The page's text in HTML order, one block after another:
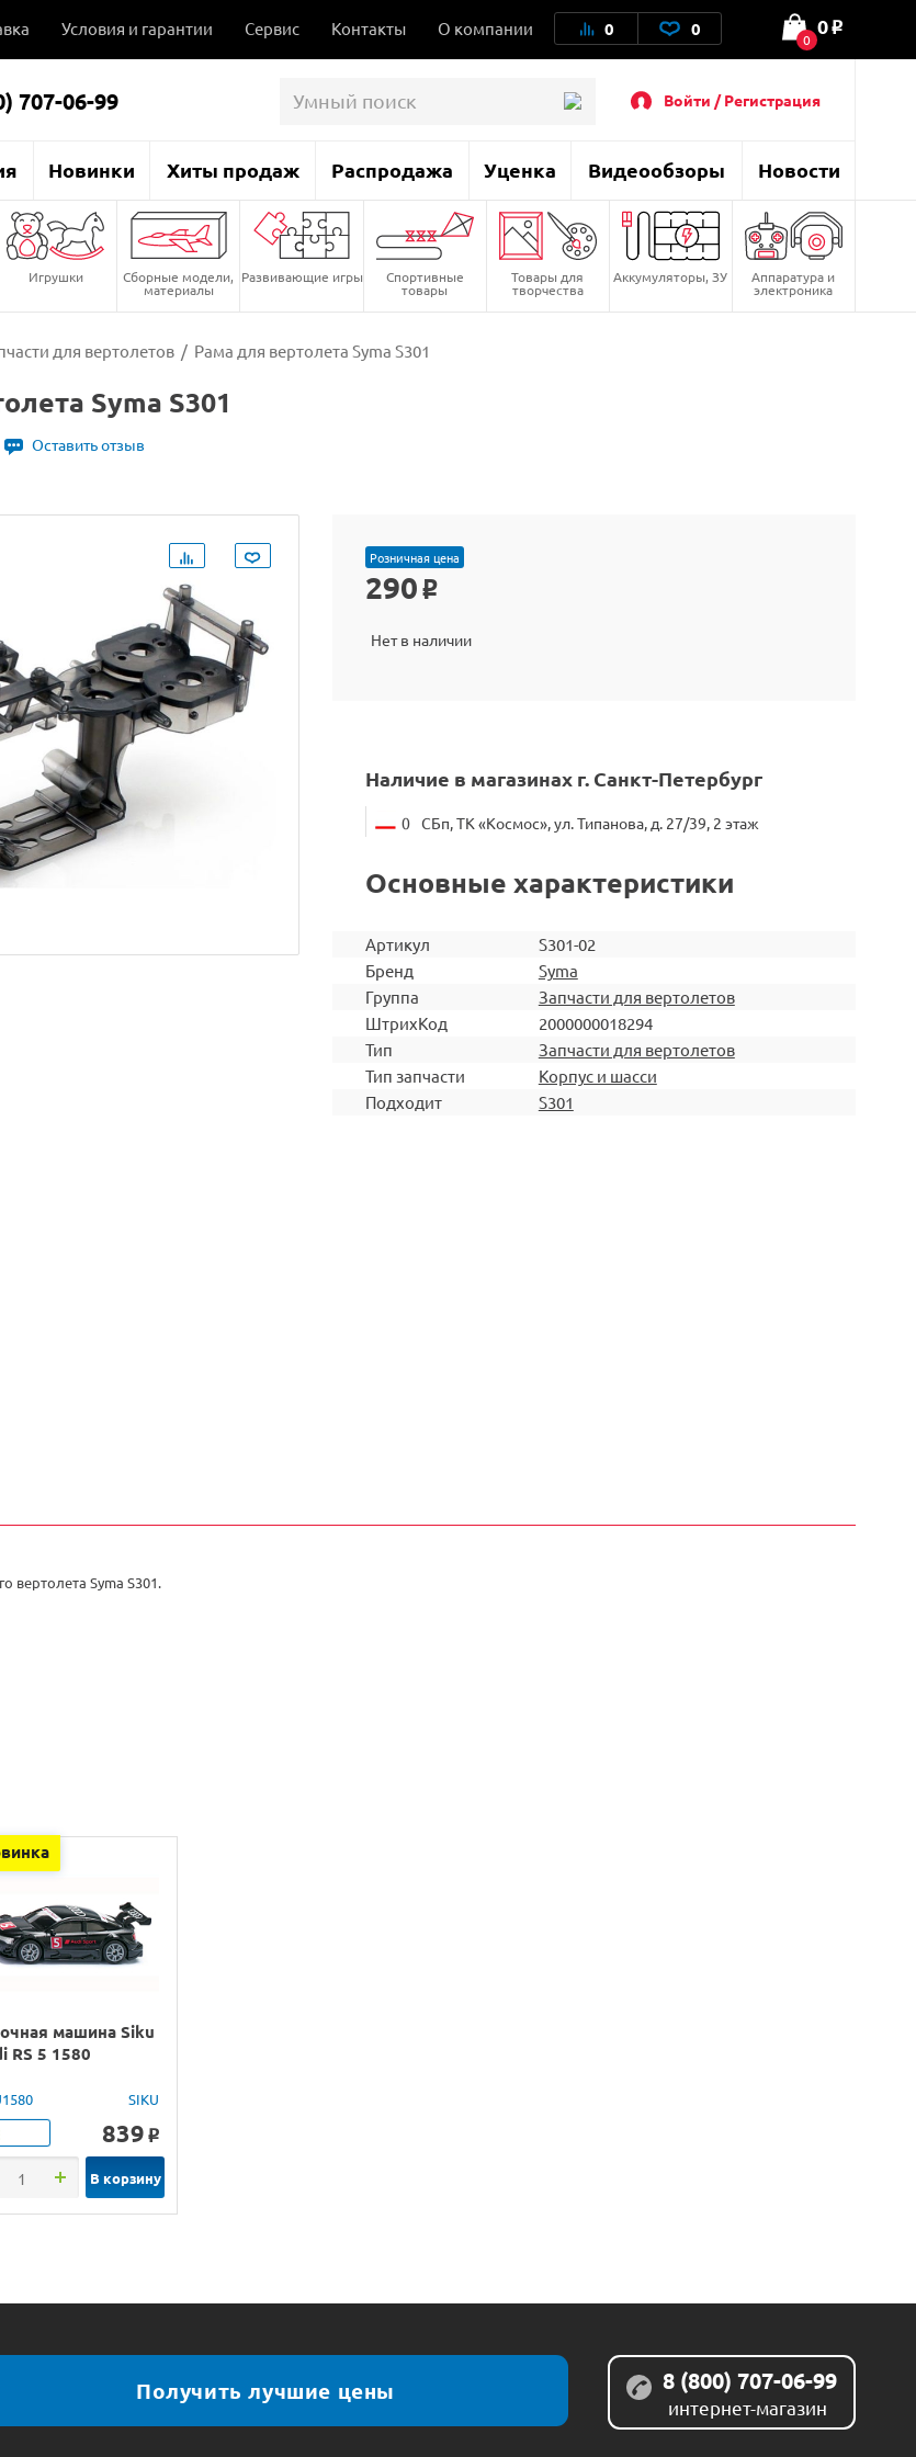
Условия и гарантии Сервис Контакты О компании 0 0 0
0 o
707-06-99 Войти / Регистрация
Новинки Хиты продаж Распродажа Уценка Видеообзоры Новости
Игрушки Сборные модели,
материалы
Развивающие игры Спортивные
товары
Товары для
творчества
Аккумуляторы, ЗУ Аппаратура и
электроника
для вертолетов / Рама для вертолета Syma S301
Syma S301
Оставить отзыв
Розничная цена
290 o
Нет в наличии
Наличие в магазинах г. Санкт-Петербург
0 СБп, ТК «Космос», ул. Типанова, д. 27/39, 2 этаж
Основные характеристики
Артикул
S301-02
Бренд
Syma
Группа
Запчасти для вертолетов
ШтрихКод
2000000018294
Тип
Запчасти для вертолетов
Тип запчасти
Корпус и шасси
Подходит
S301
вертолета Syma S301.
машина Siku
RS 5 1580
SIKU
839 o
В корзину
Получить лучшие цены 8 (800) 707-06-99
интернет-магазин